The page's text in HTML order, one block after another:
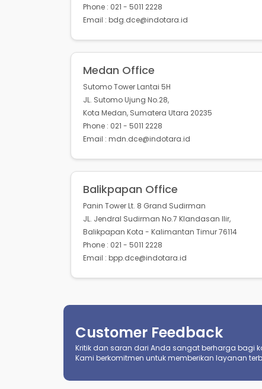
Phone : 021 - 5011 2228
Email : bdg.dce@indotara.id
Medan Office
Sutomo Tower Lantai 5H
JL. Sutomo Ujung No.28,
Kota Medan, Sumatera Utara 20235
Phone : 021 - 5011 2228
Email : mdn.dce@indotara.id
Balikpapan Office
Panin Tower Lt. 8 Grand Sudirman
JL. Jendral Sudirman No.7 Klandasan Ilir,
Balikpapan Kota - Kalimantan Timur 76114
Phone : 021 - 5011 2228
Email : bpp.dce@indotara.id
Customer Feedback
Kritik dan saran dari Anda sangat berharga bagi
Kami berkomitmen untuk memberikan layanan